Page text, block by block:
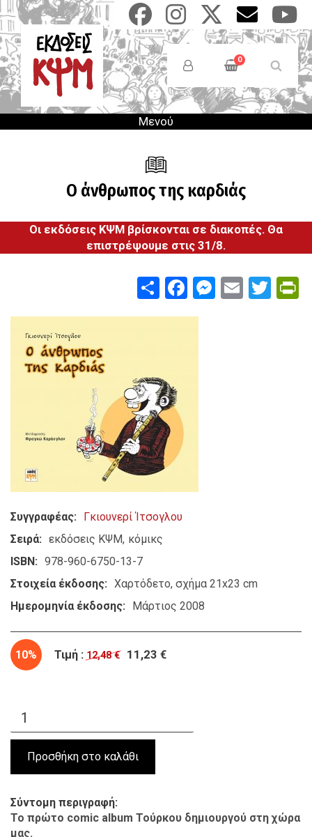
Παράκαμψη
προς
το
κυρίως
περιεχόμενο
Users
Menu
0
Μενού
Ο άνθρωπος της καρδιάς
Οι εκδόσεις ΚΨΜ βρίσκονται σε διακοπές. Θα
επιστρέψουμε στις 31/8.
ShareFacebook
Email
Συγγραφέας
Γκιουνερί Ίτσογλου
Σειρά
εκδόσεις ΚΨΜ κόμικς
ISBN
978-960-6750-13-7
Στοιχεία έκδοσης
Χαρτόδετο, σχήμα 21x23 cm
Ημερομηνία έκδοσης
Μάρτιος 2008
10% Τιμή : 12,48 € 11,23 €
Σύντομη περιγραφή
Το πρώτο comic album Τούρκου δημιουργού στη χώρα
μας.